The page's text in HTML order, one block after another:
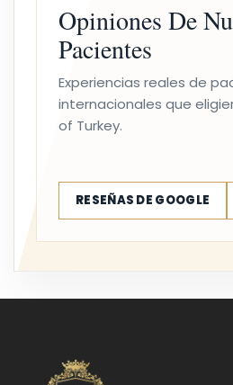
Opiniones De
Pacientes
Experiencias reales de
internacionales que
of Turkey.
RESEÑAS DE GOOGLE